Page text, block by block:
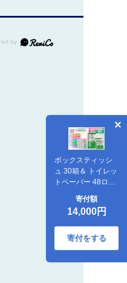
ボックスティッシ
ュ 30箱＆ トイレッ
トペーパー 48ロー
ル セット エンリッ
チ 日用品 消耗品 備
蓄 FAD-1798
寄付額
14,000円
寄付をする